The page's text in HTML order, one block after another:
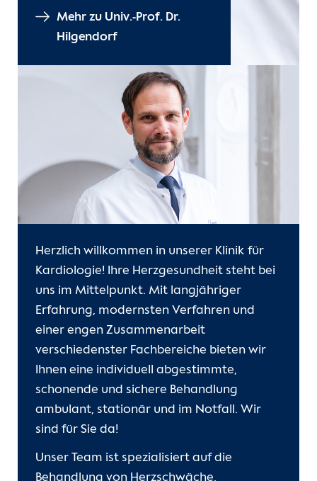
Mehr zu Univ.-Prof. Dr.
Hilgendorf
Herzlich willkommen in unserer Klinik für
Kardiologie! Ihre Herzgesundheit steht bei
uns im Mittelpunkt. Mit langjähriger
Erfahrung, modernsten Verfahren und
einer engen Zusammenarbeit
verschiedenster Fachbereiche bieten wir
Ihnen eine individuell abgestimmte,
schonende und sichere Behandlung
ambulant, stationär und im Notfall. Wir
sind für Sie da!
Unser Team ist spezialisiert auf die
Behandlung von Herzschwäche,